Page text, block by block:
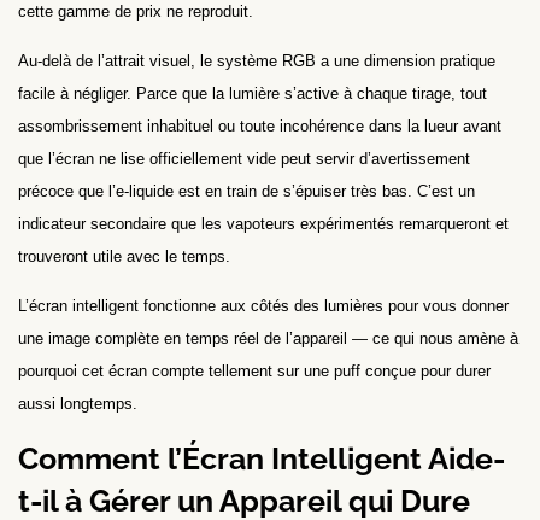
cette gamme de prix ne reproduit.
Au-delà de l’attrait visuel, le système RGB a une dimension pratique
facile à négliger. Parce que la lumière s’active à chaque tirage, tout
assombrissement inhabituel ou toute incohérence dans la lueur avant
que l’écran ne lise officiellement vide peut servir d’avertissement
précoce que l’e-liquide est en train de s’épuiser très bas. C’est un
indicateur secondaire que les vapoteurs expérimentés remarqueront et
trouveront utile avec le temps.
L’écran intelligent fonctionne aux côtés des lumières pour vous donner
une image complète en temps réel de l’appareil — ce qui nous amène à
pourquoi cet écran compte tellement sur une puff conçue pour durer
aussi longtemps.
Comment l’Écran Intelligent Aide-
t-il à Gérer un Appareil qui Dure